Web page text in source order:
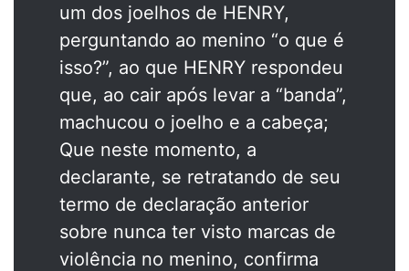
um dos joelhos de HENRY,
perguntando ao menino “o que é
isso?”, ao que HENRY respondeu
que, ao cair após levar a “banda”,
machucou o joelho e a cabeça;
Que neste momento, a
declarante, se retratando de seu
termo de declaração anterior
sobre nunca ter visto marcas de
violência no menino, confirma